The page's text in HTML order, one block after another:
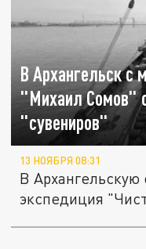
В Архангельск с
"Михаил Сомов"
"сувениров"
13 НОЯБРЯ 08:31
В Архангельскую
экспедиция